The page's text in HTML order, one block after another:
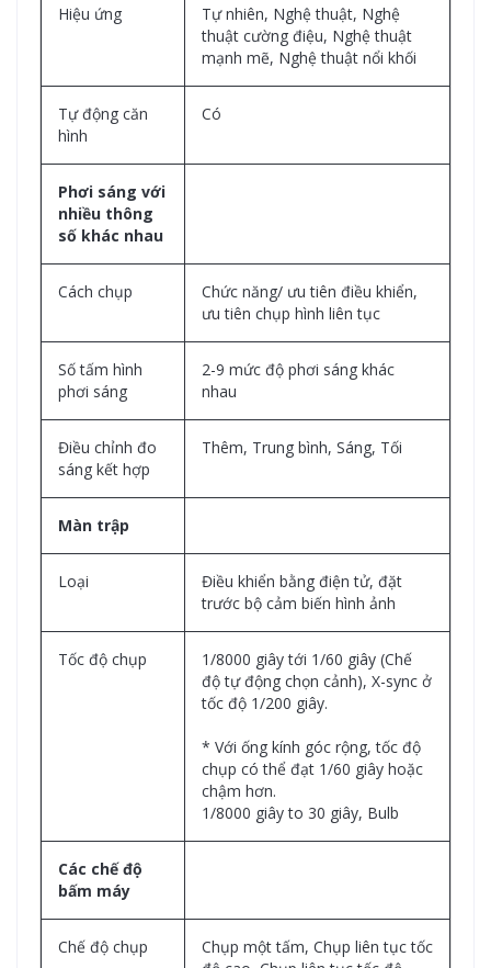
Hiệu ứng
Tự nhiên, Nghệ thuật, Nghệ
thuật cường điệu, Nghệ thuật
mạnh mẽ, Nghệ thuật nổi khối
Tự động căn
hình
Có
Phơi sáng với
nhiều thông
số khác nhau
Cách chụp
Chức năng/ ưu tiên điều khiển,
ưu tiên chụp hình liên tục
Số tấm hình
phơi sáng
2-9 mức độ phơi sáng khác
nhau
Điều chỉnh đo
sáng kết hợp
Thêm, Trung bình, Sáng, Tối
Màn trập
Loại
Điều khiển bằng điện tử, đặt
trước bộ cảm biến hình ảnh
Tốc độ chụp
1/8000 giây tới 1/60 giây (Chế
độ tự động chọn cảnh), X-sync ở
tốc độ 1/200 giây.
* Với ống kính góc rộng, tốc độ
chụp có thể đạt 1/60 giây hoặc
chậm hơn.
1/8000 giây to 30 giây, Bulb
Các chế độ
bấm máy
Chế độ chụp
Chụp một tấm, Chụp liên tục tốc